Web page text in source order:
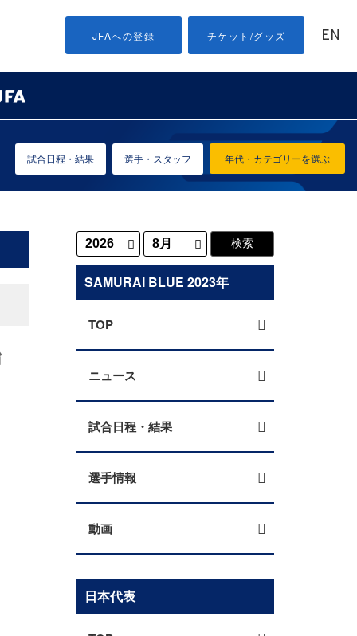
JFAへの登録 チケット/グッズ EN
年代・カテゴリーを選ぶ
試合日程・結果 選手・スタッフ
SAMURAI BLUE 2023年
TOP
ニュース
試合日程・結果
選手情報
動画
日本代表